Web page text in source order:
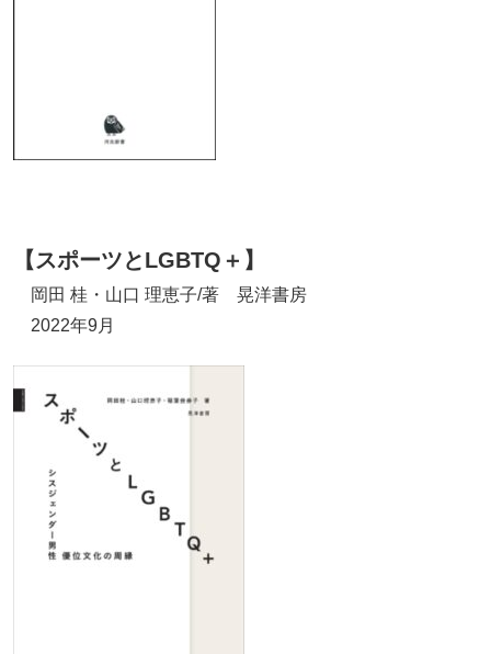
【スポーツとLGBTQ＋】
岡田 桂・山口 理恵子/著 晃洋書房
2022年9月